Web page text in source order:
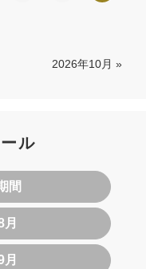
2026年10月 »
ル
間